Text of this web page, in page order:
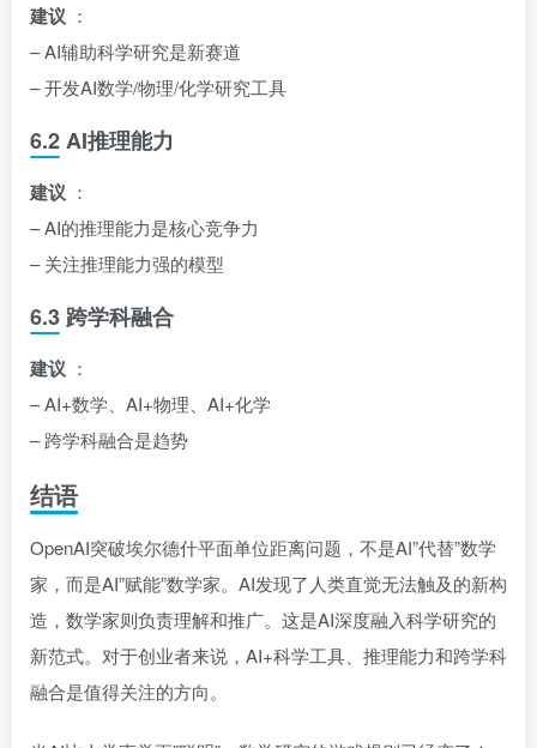
建议 ：
– AI辅助科学研究是新赛道
– 开发AI数学/物理/化学研究工具
6.2 AI推理能力
建议 ：
– AI的推理能力是核心竞争力
– 关注推理能力强的模型
6.3 跨学科融合
建议 ：
– AI+数学、AI+物理、AI+化学
– 跨学科融合是趋势
结语
OpenAI突破埃尔德什平面单位距离问题，不是AI”代替”数学
家，而是AI”赋能”数学家。AI发现了人类直觉无法触及的新构
造，数学家则负责理解和推广。这是AI深度融入科学研究的
新范式。对于创业者来说，AI+科学工具、推理能力和跨学科
融合是值得关注的方向。